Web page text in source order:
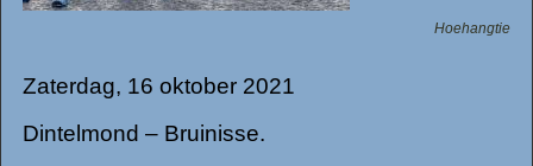
Hoehangtie
Zaterdag, 16 oktober 2021
Dintelmond – Bruinisse.